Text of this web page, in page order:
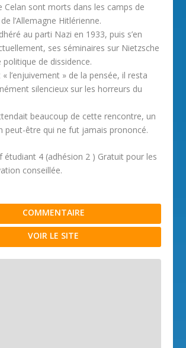
Celan sont morts dans les camps de
l’Allemagne Hitlérienne.
au parti Nazi en 1933, puis s’en
ses séminaires sur Nietzsche
de dissidence.
l’enjuivement » de la pensée, il resta
silencieux sur les horreurs du
beaucoup de cette rencontre, un
peut-être qui ne fut jamais prononcé.
étudiant 4 (adhésion 2 ) Gratuit pour les
conseillée.
COMMENTAIRE
VOIR LE SITE